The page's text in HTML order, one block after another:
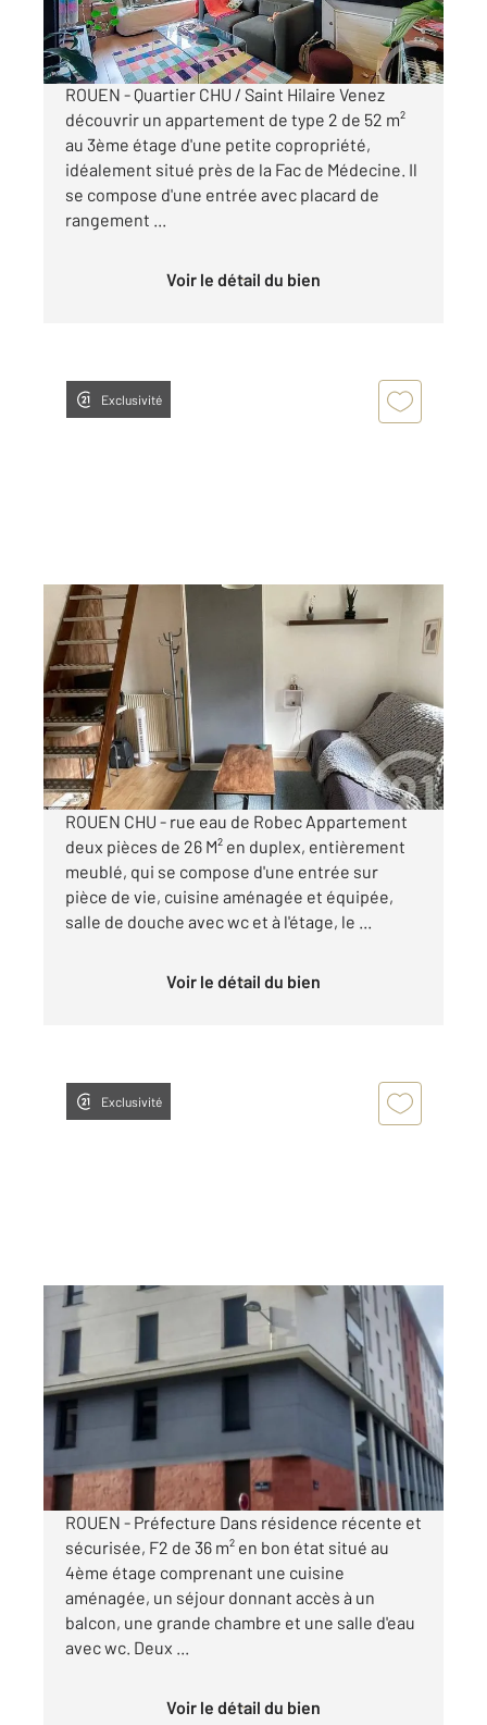
par mois charges comprises
ROUEN - Quartier CHU / Saint Hilaire Venez
découvrir un appartement de type 2 de 52 m²
au 3ème étage d'une petite copropriété,
idéalement situé près de la Fac de Médecine. Il
se compose d'une entrée avec placard de
rangement ...
Voir le détail du bien
Exclusivité
ROUEN 76
25,57 m 2, 2 pièces
Ref : 34449
Appartement F1Bis à louer
580 €
par mois charges comprises
ROUEN CHU - rue eau de Robec Appartement
deux pièces de 26 M² en duplex, entièrement
meublé, qui se compose d'une entrée sur
pièce de vie, cuisine aménagée et équipée,
salle de douche avec wc et à l'étage, le ...
Voir le détail du bien
Exclusivité
ROUEN 76
36 m
Ref : 34458
Appartement F2 à louer
598 €
par mois charges comprises
ROUEN - Préfecture Dans résidence récente et
sécurisée, F2 de 36 m² en bon état situé au
4ème étage comprenant une cuisine
aménagée, un séjour donnant accès à un
balcon, une grande chambre et une salle d'eau
avec wc. Deux ...
Voir le détail du bien